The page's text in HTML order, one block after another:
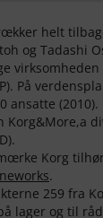
helt
og Tadashi
virksomheden
På
ansatte (2010).
Korg&More,a
Korg
.
259 fra
lager og til